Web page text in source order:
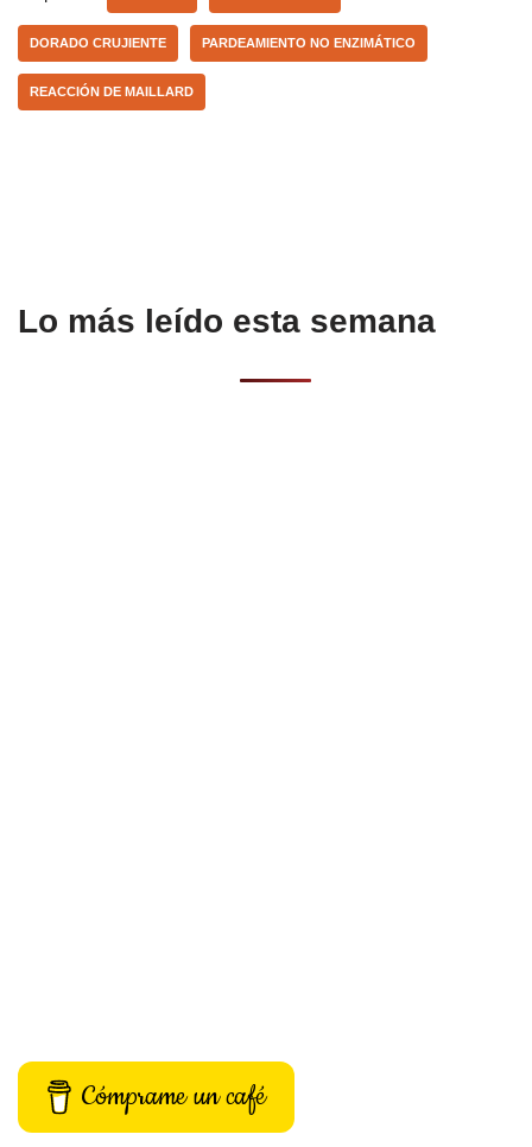
b
o
o
A
p
p
ar
tir
DORADO CRUJIENTE PARDEAMIENTO NO ENZIMÁTICO
REACCIÓN DE MAILLARD
Lo más leído esta semana
Cómprame un café